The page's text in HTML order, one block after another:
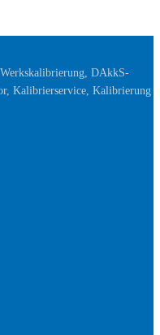
DAkkS-
Kalibrierservice, Kalibrierung